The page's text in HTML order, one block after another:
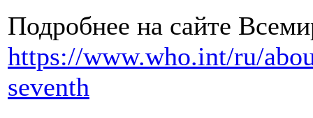
Подробнее на сайте
https://www.who.int/ru/
seventh